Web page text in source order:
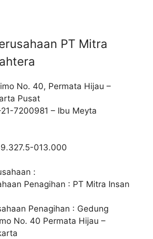
PT Mitra
No. 40, Permata Hijau –
Pusat
7200981 – Ibu Meyta
013.000
:
Penagihan : PT Mitra Insan
Penagihan : Gedung
No. 40 Permata Hijau –